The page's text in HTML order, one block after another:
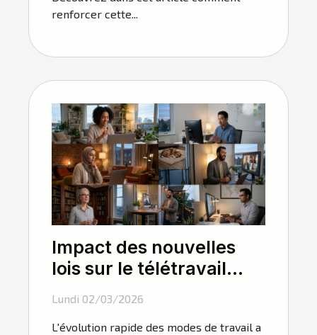
renforcer cette...
Impact des nouvelles
lois sur le télétravail
pour les salariés
Lundi 02/03/2026
L'évolution rapide des modes de travail a